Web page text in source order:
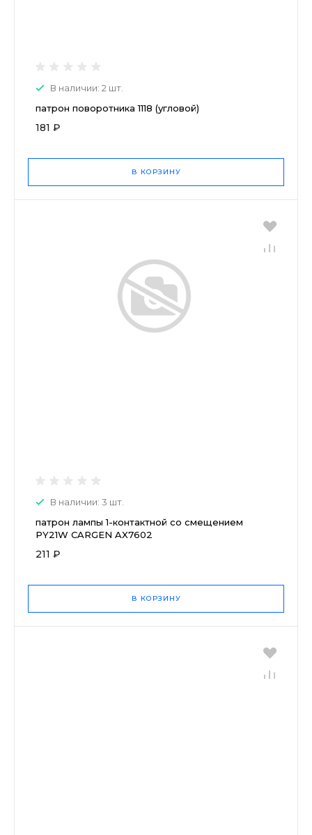
В наличии: 2 шт.
патрон поворотника 1118 (угловой)
181 ₽
В КОРЗИНУ
В наличии: 3 шт.
патрон лампы 1-контактной со смещением
PY21W CARGEN AX7602
211 ₽
В КОРЗИНУ